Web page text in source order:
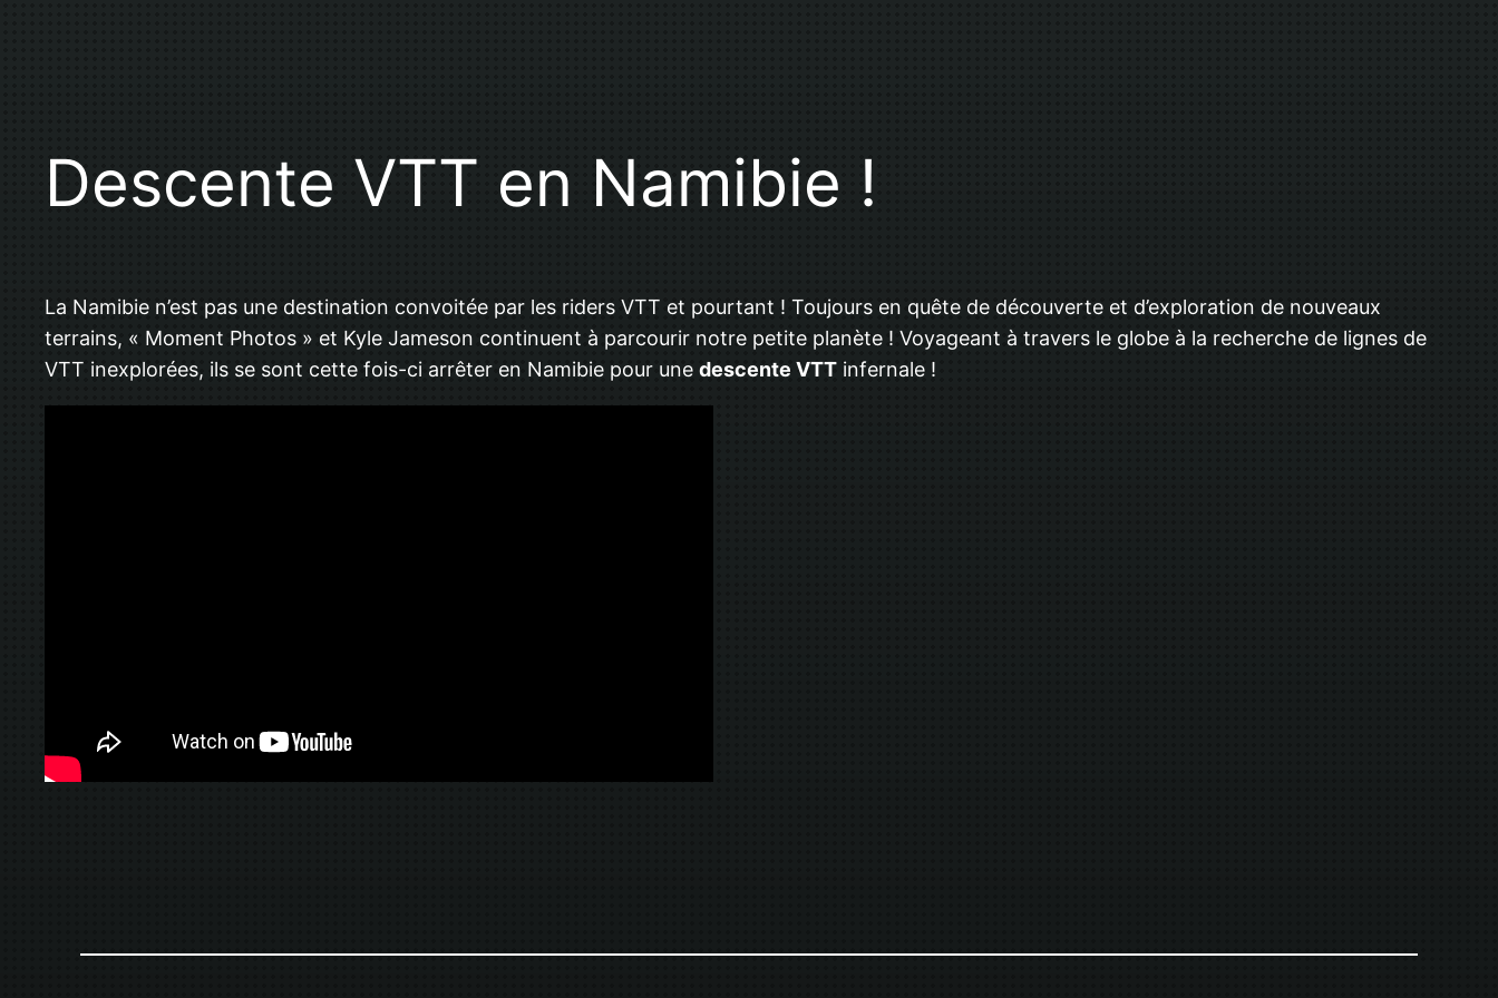
Descente VTT en Namibie !
La Namibie n’est pas une destination convoitée par les riders VTT et pourtant ! Toujours en quête de découverte et d’exploration de nouveaux
terrains, « Moment Photos » et Kyle Jameson continuent à parcourir notre petite planète ! Voyageant à travers le globe à la recherche de lignes de
VTT inexplorées, ils se sont cette fois-ci arrêter en Namibie pour une descente VTT infernale !